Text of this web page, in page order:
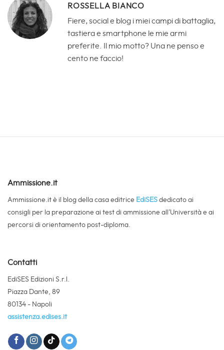
ROSSELLA BIANCO
Fiere, social e blog i miei campi di battaglia,
tastiera e smartphone le mie armi
preferite. Il mio motto? Una ne penso e
cento ne faccio!
Ammissione.it
Ammissione.it è il blog della casa editrice EdiSES dedicato ai
consigli per la preparazione ai test di ammissione all’Università e ai
percorsi di orientamento post-diploma.
Contatti
EdiSES Edizioni S.r.l.
Piazza Dante, 89
80134 - Napoli
assistenza.edises.it